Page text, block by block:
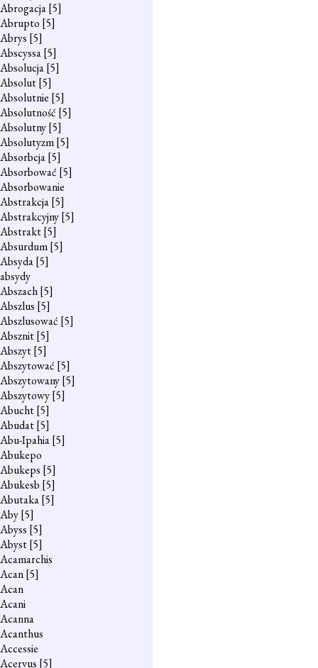
Abrogacja[5]
Abrupto [5]
Abrys [5]
Abscyssa[5]
Absolucja[5]
Absolut[5]
Absolutnie [5]
Absolutność [5]
Absolutny[5]
Absolutyzm[5]
Absorbcja[5]
Absorbować [5]
Absorbowanie
Abstrakcja[5]
Abstrakcyjny[5]
Abstrakt[5]
Absurdum[5]
Absyda[5]
absydy
Abszach[5]
Abszlus [5]
Abszlusować [5]
Absznit[5]
Abszyt[5]
Abszytować [5]
Abszytowany[5]
Abszytowy[5]
Abucht[5]
Abudat[5]
Abu-Ipahia[5]
Abukepo
Abukeps [5]
Abukesb [5]
Abutaka[5]
Aby[5]
Abyss [5]
Abyst[5]
Acamarchis
Acan[5]
Acan
Acani
Acanna
Acanthus
Accessie
Acervus [5]